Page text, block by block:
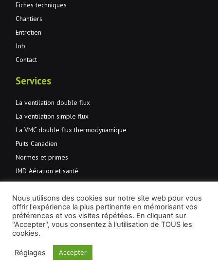
Fiches techniques
Chantiers
Entretien
Job
Contact
Services
La ventilation double flux
La ventilation simple flux
La VMC double flux thermodynamique
Puits Canadien
Normes et primes
JMD Aération et santé
Entretien
© 2026 JMD Ventilation
Conditions générales de vente
Politique en matière de confidentialité et de cookies
Nous utilisons des cookies sur notre site web pour vous
offrir l'expérience la plus pertinente en mémorisant vos
préférences et vos visites répétées. En cliquant sur
"Accepter", vous consentez à l'utilisation de TOUS les
cookies.
Réglages Accepter